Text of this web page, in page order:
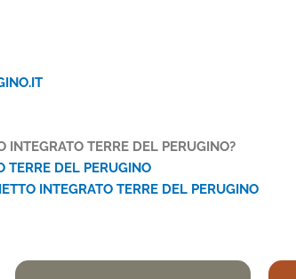
TERRE DEL PERUGINO?
TERRE DEL PERUGINO
INTEGRATO TERRE DEL PERUGINO